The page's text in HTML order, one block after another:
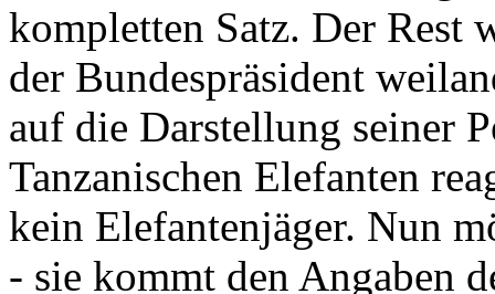
kompletten Satz. Der Rest
der Bundespräsident
auf die Darstellung seiner
Tanzanischen Elefanten
kein Elefantenjäger. Nun
- sie kommt den Angaben